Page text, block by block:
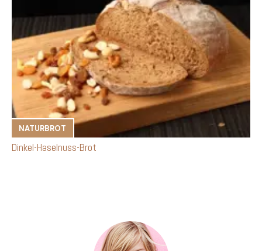
NATURBROT
Dinkel-Haselnuss-Brot